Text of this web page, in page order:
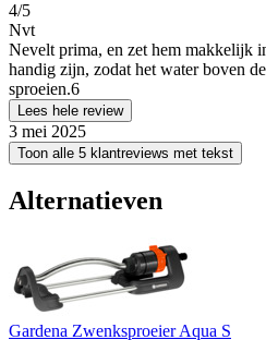
4/5
Nvt
Nevelt prima, en zet hem makkelijk
handig zijn, zodat het water boven
sproeien.6
Lees hele review
3 mei 2025
Toon alle 5 klantreviews met tekst
Alternatieven
Gardena Zwenksproeier Aqua S